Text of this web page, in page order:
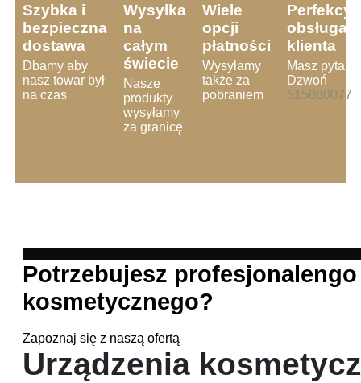
Szybka i
bezpieczna
dostawa
Dbamy aby
nasz towar był
na czas
Wysyłka
na
całym
świecie
Nasze
produkty
wysyłamy
za granicę
Wiele
opcji
płatności
Wysyłamy
także za
pobraniem
obsługa
klienta
Masz
Dzwoń
515080077
Potrzebujesz
kosmetycznego?
Zapoznaj się z naszą ofertą
Urządzenia